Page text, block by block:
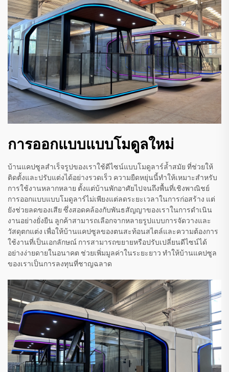
การออกแบบแบบโมดูลใหม่
บ้านแคปซูลสำเร็จรูปของเราใช้ดีไซน์แบบโมดูลาร์ล้ำสมัย ที่ช่วยให้
ติดตั้งและปรับแต่งได้อย่างรวดเร็ว ความยืดหยุ่นนี้ทำให้เหมาะสำหรับ
การใช้งานหลากหลาย ตั้งแต่บ้านพักอาศัยไปจนถึงพื้นที่เชิงพาณิชย์
การออกแบบแบบโมดูลาร์ไม่เพียงแต่ลดระยะเวลาในการก่อสร้าง แต่
ยังช่วยลดของเสีย ซึ่งสอดคล้องกับพันธสัญญาของเราในการดำเนิน
งานอย่างยั่งยืน ลูกค้าสามารถเลือกจากหลายรูปแบบการจัดวางและ
วัสดุตกแต่ง เพื่อให้บ้านแคปซูลของตนสะท้อนสไตล์และความต้องการ
ใช้งานที่เป็นเอกลักษณ์ การสามารถขยายหรือปรับเปลี่ยนดีไซน์ได้
อย่างง่ายดายในอนาคต ช่วยเพิ่มมูลค่าในระยะยาว ทำให้บ้านแคปซูล
ของเราเป็นการลงทุนที่ชาญฉลาด